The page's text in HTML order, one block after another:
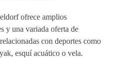
ofrece amplios
y una variada oferta de
con deportes como
esquí acuático o vela.